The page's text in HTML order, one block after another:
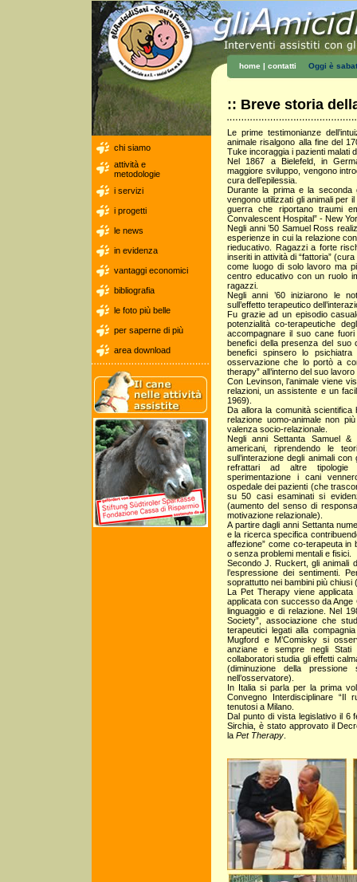
home | contatti Oggi è
chi siamo
attività e
metodologie
i servizi
i progetti
le news
in evidenza
vantaggi economici
bibliografia
le foto più belle
per saperne di più
area download
:: Breve storia
Le prime testimonianze
animale risalgono alla fine del
Tuke incoraggia i pazienti malati
Nel 1867 a Bielefeld, in
maggiore sviluppo, vengono
cura dell’epilessia.
Durante la prima e la seconda
vengono utilizzati gli animali per
guerra che riportano traumi
Convalescent Hospital” - New
Negli anni ’50 Samuel Ross
esperienze in cui la relazione
rieducativo. Ragazzi a forte
inseriti in attività di “fattoria”
come luogo di solo lavoro ma
centro educativo con un ruolo
ragazzi.
Negli anni ’60 iniziarono le
sull’effetto terapeutico
Fu grazie ad un episodio
potenzialità co-terapeutiche
accompagnare il suo cane
benefici della presenza del suo
benefici spinsero lo
osservazione che lo portò a
therapy” all’interno del suo
Con Levinson, l’animale viene
relazioni, un assistente e un
1969).
Da allora la comunità
relazione uomo-animale non
valenza socio-relazionale.
Negli anni Settanta Samuel &
americani, riprendendo le
sull’interazione degli animali
refrattari ad altre tipologie
sperimentazione i cani
ospedale dei pazienti (che
su 50 casi esaminati si
(aumento del senso di
motivazione relazionale).
A partire dagli anni Settanta
e la ricerca specifica
affezione” come co-terapeuta in
o senza problemi mentali e fisici.
Secondo J. Ruckert, gli animali
l’espressione dei sentimenti.
soprattutto nei bambini più chiusi
La Pet Therapy viene
applicata con successo da Ange
linguaggio e di relazione. Nel
Society”, associazione che
terapeutici legati alla
Mugford e M’Comisky si
anziane e sempre negli Stati
collaboratori studia gli effetti
(diminuzione della
nell’osservatore).
In Italia si parla per la prima
Convegno Interdisciplinare “Il
tenutosi a Milano.
Dal punto di vista legislativo il 6
Sirchia, è stato approvato il
la Pet Therapy